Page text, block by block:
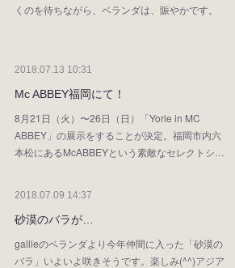
くのを待ちながら、ベランダは、賑やかです。
2018.07.13 10:31
Mc ABBEY福岡にて！
8月21日（火）〜26日（日）「Yorie in MC
ABBEY」の展示をすることが決定。福岡市内六
本松にあるMcABBEYという素敵なセレクトシ…
2018.07.09 14:37
砂漠のバラが…
gallieのベランダより今年仲間に入った「砂漠の
バラ」いよいよ咲きそうです。楽しみ(^^)アジア